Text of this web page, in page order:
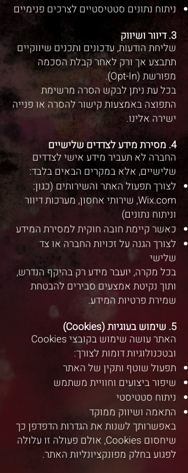
ניתוח נתונים סטטיסטיים לצרכים פנימיים
3. דיוור ושיווק
שליחת הודעות, עדכונים ותכנים שיווקיים
תתבצע אך ורק לאחר קבלת הסכמה
מפורשת (Opt-In).
בכל עת ניתן לבקש הסרה מרשימת
התפוצה באמצעות קישור להסרה או פנייה
ישירה אלינו.
4. מסירת מידע לצדדים שלישיים
החברה לא תעביר מידע אישי לצדדים
שלישיים, אלא במקרים הבאים בלבד:
לצורך תפעול האתר והשירותים (כגון:
Wix.com, שירותי אחסון, מערכות דיוור
וניתוח נתונים)
כאשר קיימת חובה חוקית למסירת המידע
לצורך הגנה על זכויות החברה או צד
שלישי
בכל מקרה, יועבר מידע רק בהיקף הנדרש,
ותוך נקיטת אמצעים סבירים להבטחת
שמירת פרטיות המידע.
5. שימוש בעוגיות (Cookies)
האתר עושה שימוש בקובצי Cookies
ובטכנולוגיות דומות לצורך:
תפעול שוטף ותקין של האתר
שיפור ביצועים וחוויית משתמש
ניתוח סטטיסטי
התאמה ושיווק ממוקד
באפשרותך לשנות את הגדרות הדפדפן כך
שיחסום Cookies, אולם פעולה זו עלולה
לפגוע בחלק מפונקציונליות האתר.